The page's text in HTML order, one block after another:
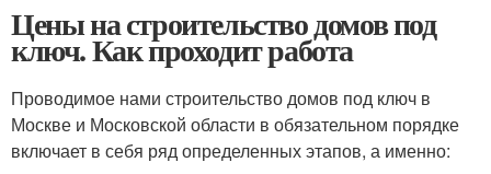
Цены на строительство домов под
ключ. Как проходит работа
Проводимое нами строительство домов под ключ в
Москве и Московской области в обязательном порядке
включает в себя ряд определенных этапов, а именно: